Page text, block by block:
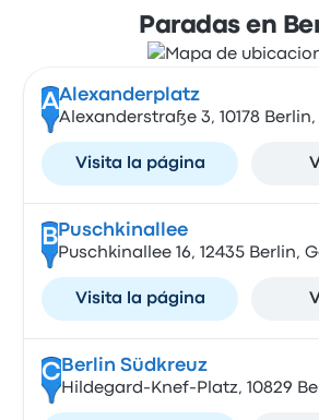
Paradas en
AAlexanderplatz
Alexanderstraße 3, 10178
Visita la página
B Puschkinallee
Puschkinallee 16, 12435 Berlin,
Visita la página
CBerlin Südkreuz
Hildegard-Knef-Platz, 10829